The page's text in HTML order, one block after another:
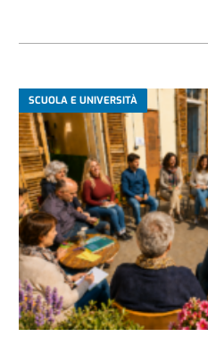
SCUOLA E UNIVERSITÀ